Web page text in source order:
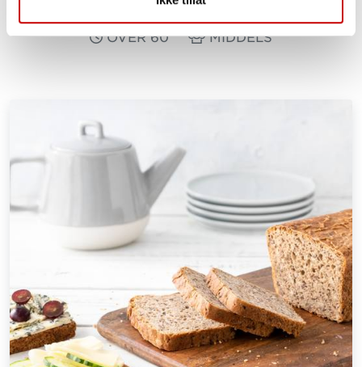
Grove rundstykker med rug
OVER 60 MIDDELS